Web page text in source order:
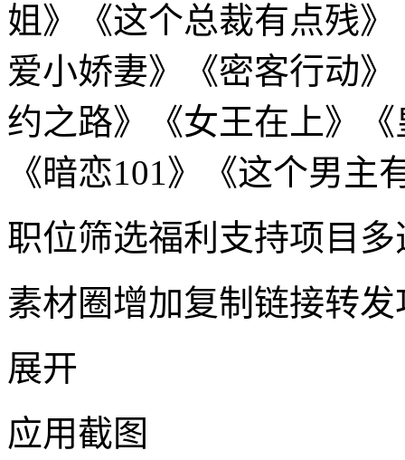
姐》《这个总裁有点残
爱小娇妻》《密客行动
约之路》《女王在上》
《暗恋101》《这个男主
职位筛选福利支持项目多
素材圈增加复制链接转发
展开
应用截图